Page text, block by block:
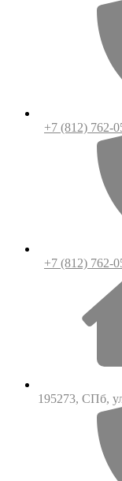
+7 (812) 762-
+7 (812) 762-
195273, СПб,